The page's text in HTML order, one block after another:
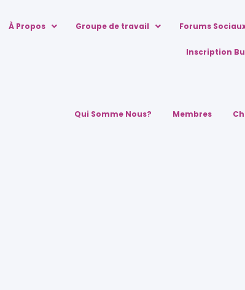
À Propos Groupe de travail Forums
Inscription
Qui Somme Nous? Membres